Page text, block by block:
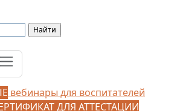
вебинары для воспитателей
ДЛЯ АТТЕСТАЦИИ